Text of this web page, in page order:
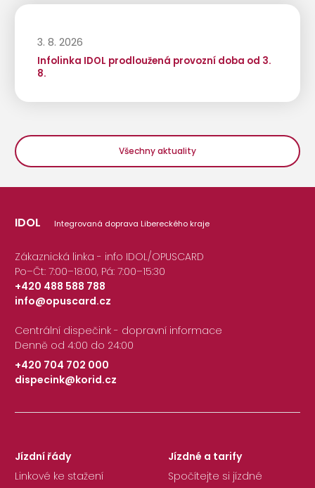
3. 8. 2026
Infolinka IDOL prodloužená provozní doba od 3.
8.
Všechny aktuality
IDOL Integrovaná doprava Libereckého kraje
Zákaznická linka - info IDOL/OPUSCARD
Po–Čt: 7:00–18:00, Pá: 7:00–15:30
+420 488 588 788
|
info@opuscard.cz
Centrální dispečink - dopravní informace
Denně od 4:00 do 24:00
+420 704 702 000
|
dispecink@korid.cz
Jízdní řády
Linkové ke stažení
Jízdné a tarify
Spočítejte si jízdné